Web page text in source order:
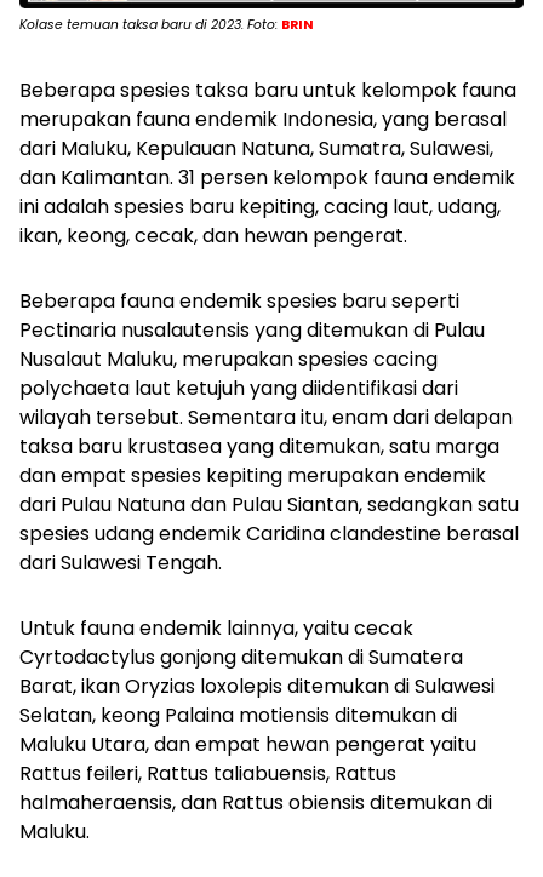
Kolase temuan taksa baru di 2023. Foto: BRIN
Beberapa spesies taksa baru untuk kelompok fauna
merupakan fauna endemik Indonesia, yang berasal
dari Maluku, Kepulauan Natuna, Sumatra, Sulawesi,
dan Kalimantan. 31 persen kelompok fauna endemik
ini adalah spesies baru kepiting, cacing laut, udang,
ikan, keong, cecak, dan hewan pengerat.
Beberapa fauna endemik spesies baru seperti
Pectinaria nusalautensisyang ditemukan di Pulau
Nusalaut Maluku, merupakan spesies cacing
polychaeta laut ketujuh yang diidentifikasi dari
wilayah tersebut. Sementara itu, enam dari delapan
taksa baru krustasea yang ditemukan, satu marga
dan empat spesies kepiting merupakan endemik
dari Pulau Natuna dan Pulau Siantan, sedangkan satu
spesies udang endemikCaridina clandestine berasal
dari Sulawesi Tengah.
Untuk fauna endemik lainnya, yaitu cecak
Cyrtodactylus gonjongditemukan di Sumatera
Barat, ikanOryzias loxolepisditemukan di Sulawesi
Selatan, keong Palaina motiensisditemukan di
Maluku Utara, dan empat hewan pengerat yaitu
Rattus feileri, Rattus taliabuensis, Rattus
halmaheraensis, dan Rattus obiensisditemukan di
Maluku.